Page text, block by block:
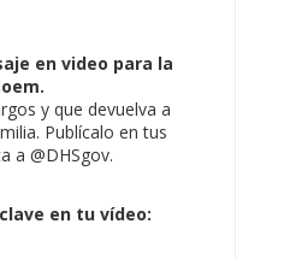
en video para la
y que devuelva a
Publícalo en tus
a @DHSgov.
en tu vídeo: